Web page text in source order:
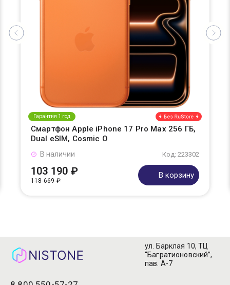
Гарантия 1 год
Смартфон Apple iPhone 17 Pro Max 256 ГБ,
Dual eSIM, Cosmic O
Код: 223302
В наличии
103 190 ₽
118 669 ₽
В корзину
ул. Барклая 10, ТЦ
“Багратионовский”,
пав. А-7